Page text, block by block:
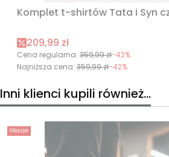
Komplet t-shirtów Tata i Syn
Cena promocyjna
209,99 zł
Cena regularna: 359,99 zł-42%
Najniższa cena: 359,99 zł-42%
Inni klienci kupili również...
Okazja